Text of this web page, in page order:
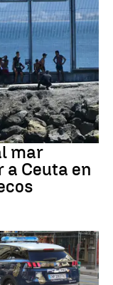
mar
Ceuta en